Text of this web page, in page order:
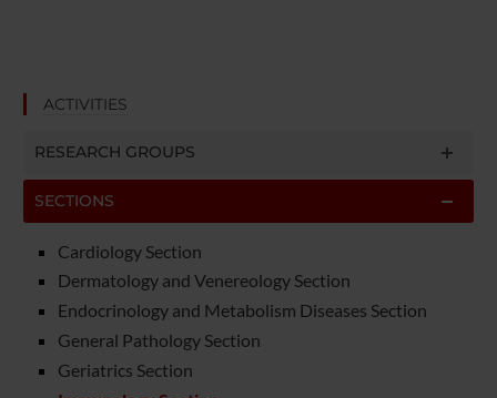
ACTIVITIES
RESEARCH GROUPS
SECTIONS
Cardiology Section
Dermatology and Venereology Section
Endocrinology and Metabolism Diseases Section
General Pathology Section
Geriatrics Section